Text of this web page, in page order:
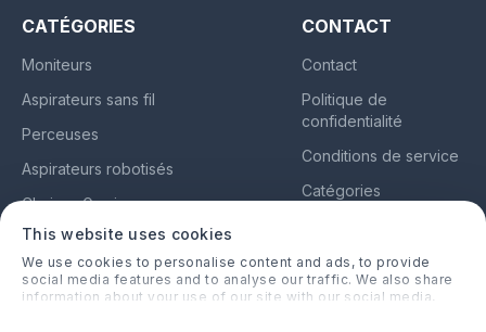
This website uses cookies
We use cookies to personalise content and ads, to provide
social media features and to analyse our traffic. We also share
information about your use of our site with our social media,
CATÉGORIES
Moniteurs
Aspirateurs sans fil
Perceuses
Aspirateurs robotisés
Chaises Gaming
Oreillettes
CONTACT
Contact
Politique de
confidentialité
Conditions de service
Catégories
lemeilleuravis.fr